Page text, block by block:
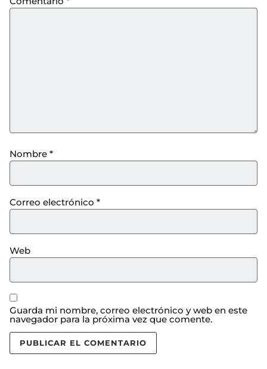
Nombre *
Correo electrónico *
Web
Guarda mi nombre, correo electrónico y web en este
navegador para la próxima vez que comente.